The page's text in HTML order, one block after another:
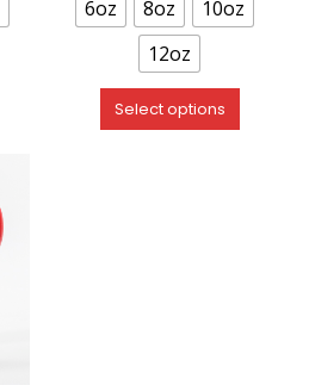
6oz 8oz
10oz
12oz
Select options